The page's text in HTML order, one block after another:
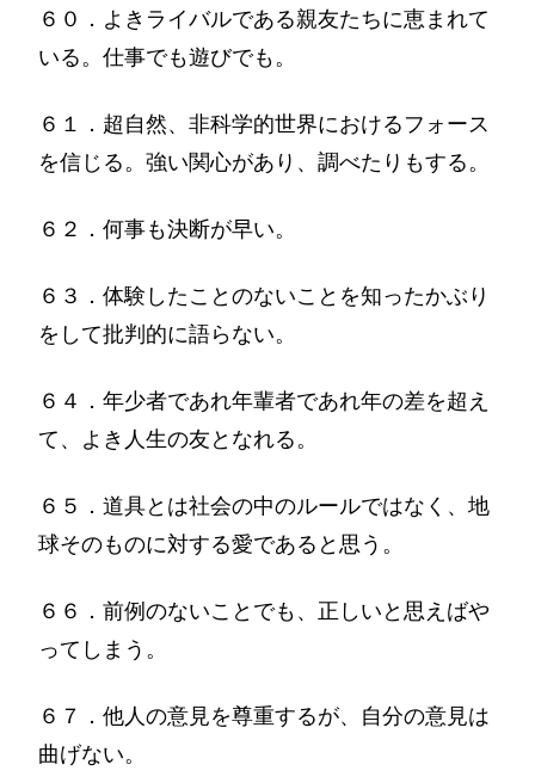
６０．よきライバルである親友たちに恵まれて
いる。仕事でも遊びでも。
６１．超自然、非科学的世界におけるフォース
を信じる。強い関心があり、調べたりもする。
６２．何事も決断が早い。
６３．体験したことのないことを知ったかぶり
をして批判的に語らない。
６４．年少者であれ年輩者であれ年の差を超え
て、よき人生の友となれる。
６５．道具とは社会の中のルールではなく、地
球そのものに対する愛であると思う。
６６．前例のないことでも、正しいと思えばや
ってしまう。
６７．他人の意見を尊重するが、自分の意見は
曲げない。